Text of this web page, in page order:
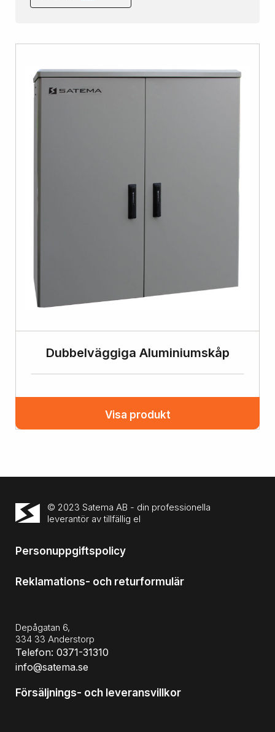
Dubbelväggiga Aluminiumskåp
Visa produkt
© 2023 Satema AB - din professionella
leverantör av tillfällig el
Personuppgiftspolicy
Reklamations- och returformulär
Depågatan 6,
334 33 Anderstorp
Telefon: 0371-31310
info@satema.se
Försäljnings- och leveransvillkor